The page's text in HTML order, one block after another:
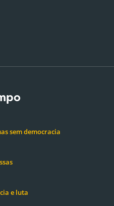
sem democracia
e luta